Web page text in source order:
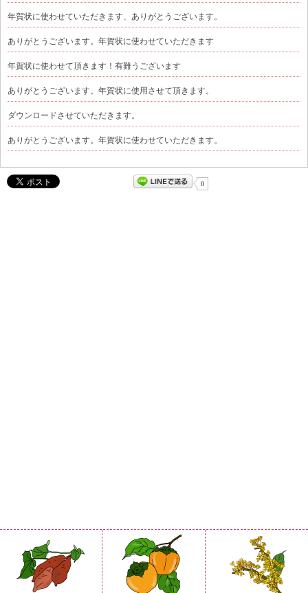
年賀状に使わせていただきます、ありがとうございます。
ありがとうございます。年賀状に使わせていただきます
年賀状に使わせて頂きます！有難うございます
ありがとうございます。年賀状に使用させて頂きます。
ダウンロードさせていただきます。
ありがとうございます。年賀状に使わせていただきます。
0